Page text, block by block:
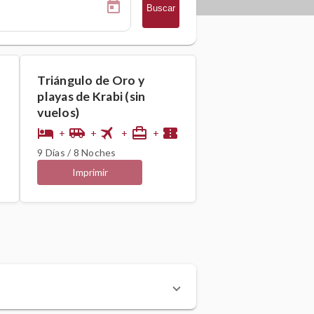
Buscar
Triángulo de Oro y
playas de Krabi (sin
vuelos)
hotel + airport_shuttle + flight + card_travel + confirmation_number
9 Días / 8 Noches
Imprimir